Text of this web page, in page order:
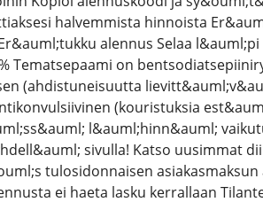
halvemmista hinnoista
alennus Selaa
Tematsepaami on
(ahdistuneisuutta
(kouristuksia
l&auml;hinn&auml;
sivulla! Katso uusimmat
tulosidonnaisen
ei haeta lasku kerrallaan